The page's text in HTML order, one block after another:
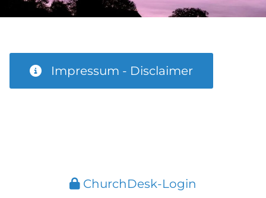
Impressum - Disclaimer
ChurchDesk-Login